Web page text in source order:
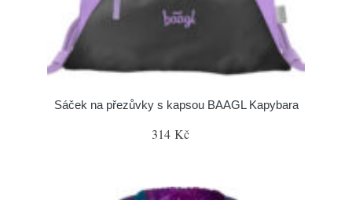
Sáček na přezůvky s kapsou BAAGL Kapybara
314 Kč